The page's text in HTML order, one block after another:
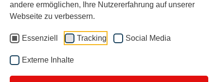
andere ermöglichen, Ihre Nutzererfahrung auf unserer
Webseite zu verbessern.
Essenziell Tracking Social Media
Externe Inhalte
HIER GEHT ES ZUR
Stoppt Gewalt gegen
Frauen – JETZT!
Rückblick
Über stern TV
Der Moderator